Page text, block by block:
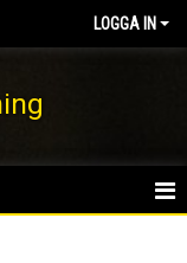
LOGGA IN